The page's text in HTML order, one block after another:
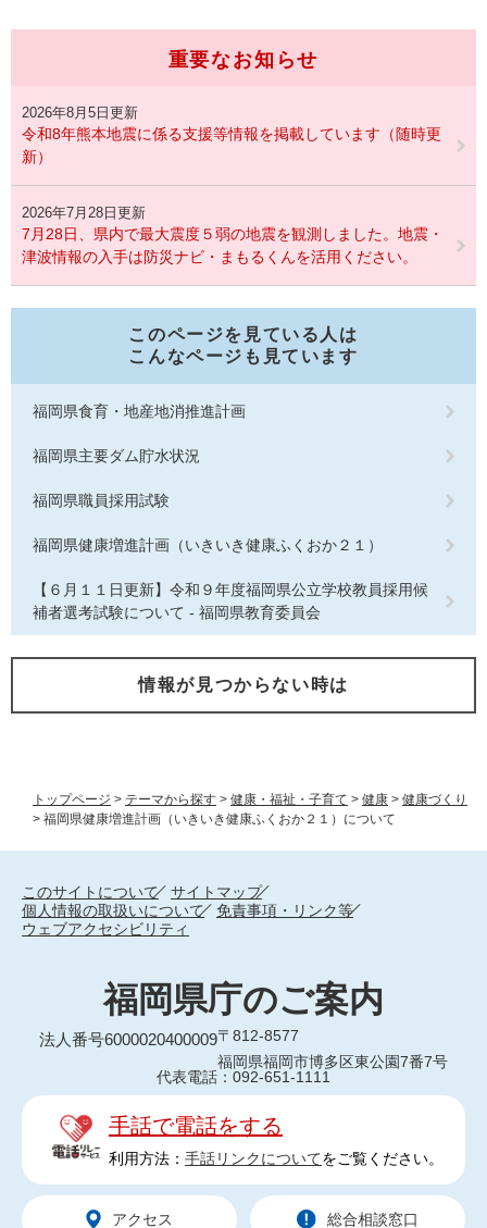
トップページ > テーマから探す > 健康・福祉・子育て > 健康 > 健康づくり
> 福岡県健康増進計画（いきいき健康ふくおか２１）について
重要なお知らせ
2026年8月5日更新
令和8年熊本地震に係る支援等情報を掲載しています（随時更
新）
2026年7月28日更新
7月28日、県内で最大震度５弱の地震を観測しました。地震・
津波情報の入手は防災ナビ・まもるくんを活用ください。
このページを見ている人は
こんなページも見ています
福岡県食育・地産地消推進計画
福岡県主要ダム貯水状況
福岡県職員採用試験
福岡県健康増進計画（いきいき健康ふくおか２１）
【６月１１日更新】令和９年度福岡県公立学校教員採用候
補者選考試験について - 福岡県教育委員会
情報が見つからない時は
このサイトについて
サイトマップ
個人情報の取扱いについて
免責事項・リンク等
ウェブアクセシビリティ
福岡県庁のご案内
法人番号6000020400009〒812-8577
福岡県福岡市博多区東公園7番7号
代表電話：092-651-1111
手話で電話をする
利用方法： 手話リンクについてをご覧ください。
アクセス 総合相談窓口